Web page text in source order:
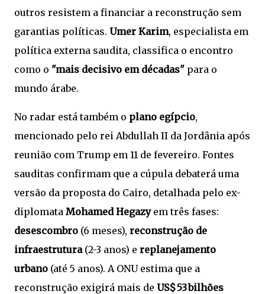
outros resistem a financiar a reconstrução sem
garantias políticas. Umer Karim, especialista em
política externa saudita, classifica o encontro
como o "mais decisivo em décadas" para o
mundo árabe.
No radar está também o plano egípcio,
mencionado pelo rei Abdullah II da Jordânia após
reunião com Trump em 11 de fevereiro. Fontes
sauditas confirmam que a cúpula debaterá uma
versão da proposta do Cairo, detalhada pelo ex-
diplomata Mohamed Hegazyem três fases:
desescombro (6 meses), reconstrução de
infraestrutura(2-3 anos) e replanejamento
urbano (até 5 anos). A ONU estima que a
reconstrução exigirá mais de US$ 53 bilhões